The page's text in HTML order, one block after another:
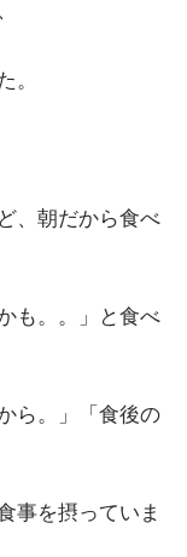
。
、朝だから食べ
も。。」と食べ
ら。」「食後の
事を摂っていま